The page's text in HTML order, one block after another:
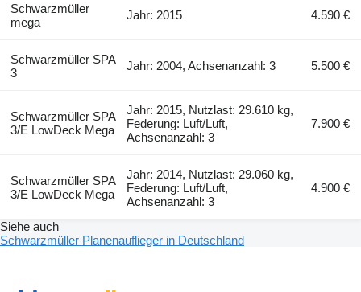
Schwarzmüller
mega
Jahr: 2015 4.590 €
Schwarzmüller SPA
3
Jahr: 2004, Achsenanzahl: 3 5.500 €
Schwarzmüller SPA
3/E LowDeck Mega
Jahr: 2015, Nutzlast: 29.610 kg,
Federung: Luft/Luft,
Achsenanzahl: 3
7.900 €
Schwarzmüller SPA
3/E LowDeck Mega
Jahr: 2014, Nutzlast: 29.060 kg,
Federung: Luft/Luft,
Achsenanzahl: 3
4.900 €
Siehe auch
Schwarzmüller Planenauflieger in Deutschland